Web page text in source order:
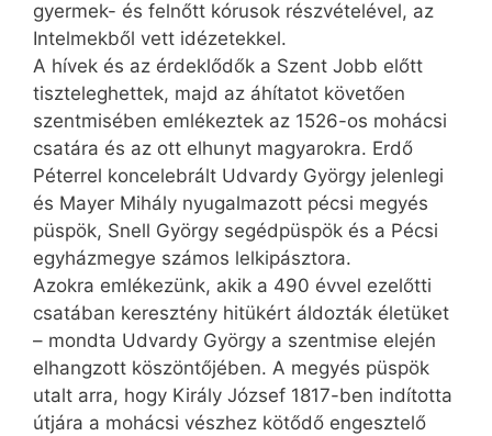
gyermek- és felnőtt kórusok részvételével, az
Intelmekből vett idézetekkel.
A hívek és az érdeklődők a Szent Jobb előtt
tiszteleghettek, majd az áhítatot követően
szentmisében emlékeztek az 1526-os mohácsi
csatára és az ott elhunyt magyarokra. Erdő
Péterrel kon­ce­leb­rált Udvardy György jelenlegi
és Mayer Mihály nyugalmazott pécsi megyés
püspök, Snell György segédpüspök és a Pécsi
egyházmegye számos lelkipásztora.
Azokra emlékezünk, akik a 490 évvel ezelőtti
csatában keresztény hitükért áldozták életüket
– mondta Udvardy György a szentmise elején
elhangzott köszöntőjében. A megyés püspök
utalt arra, hogy Király József 1817-ben indította
útjára a mohácsi vészhez kötődő engesztelő